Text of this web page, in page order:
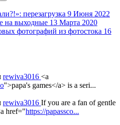
перезагрузка 9 Июня 2022
на выходные 13 Марта 2020
фотографий из фотостока 16
rewiva3016 <a
">papa's games</a> is a seri...
rewiva3016 If you are a fan of gentle
href="https://papassco...